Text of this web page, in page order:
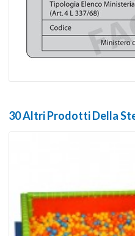
30 Altri Prodotti Della